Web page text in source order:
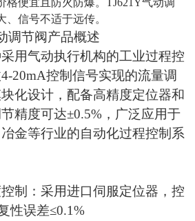
信号不适于远传。
调节阀产品概述
用气动执行机构的工业过程控
20mA控制信号实现的流量调
化设计，配备高精度定位器和
精度可达±0.5%，广泛应用于
金等行业的自动化过程控制系
制：采用进口伺服定位器，控
性误差≤0.1%